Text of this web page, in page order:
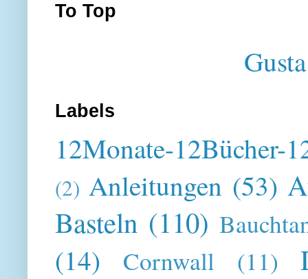
To Top
Labels
12Monate-12Bücher-
(2) Anleitungen (53)
Basteln (110)
(14) Cornwall (11)